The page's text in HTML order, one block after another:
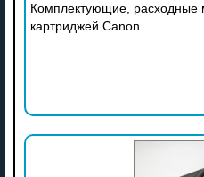
Комплектующие, расходные
картриджей Canon